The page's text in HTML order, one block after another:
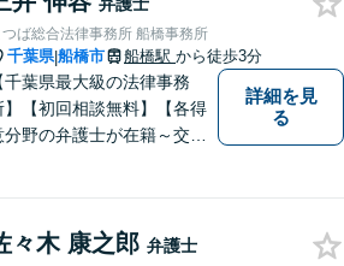
つば総合法律事務所 船橋事務所
千葉県|船橋市 船橋駅 から徒歩3分
千葉県最大級の法律事務
】【初回相談無料】【各得
分野の弁護士が在籍～交通
詳細を見
る
々木 康之郎 弁護士